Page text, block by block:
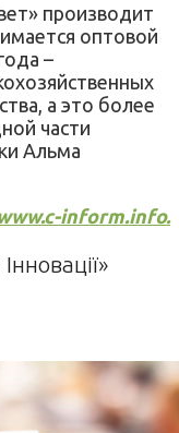
производит
оптовой
–
а это более
части
Альма
inform.info.